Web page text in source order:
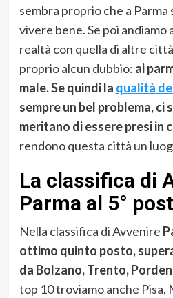
sembra proprio che a
vivere bene. Se poi
realtà con quella di altre
proprio alcun dubbio: ai
male. Se quindi la qualità
sempre un bel problema,
meritano di essere presi in
rendono questa città un
La classifica di
Parma al 5°
Nella classifica di Avvenire
ottimo quinto posto,
da Bolzano, Trento,
top 10 troviamo anche Pisa,